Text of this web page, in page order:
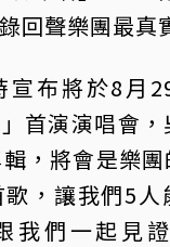
回聲樂團最真
宣布將於8月
」首演演唱會
，將會是樂團
，讓我們5人
我們一起見